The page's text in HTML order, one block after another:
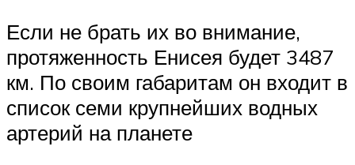
Если не брать их во внимание,
протяженность Енисея будет 3487
км. По своим габаритам он входит в
список семи крупнейших водных
артерий на планете